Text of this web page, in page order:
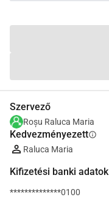
Szervező
Roșu Raluca Maria
Kedvezményezettinfo
Raluca Maria
Kifizetési banki adatok
**************0100